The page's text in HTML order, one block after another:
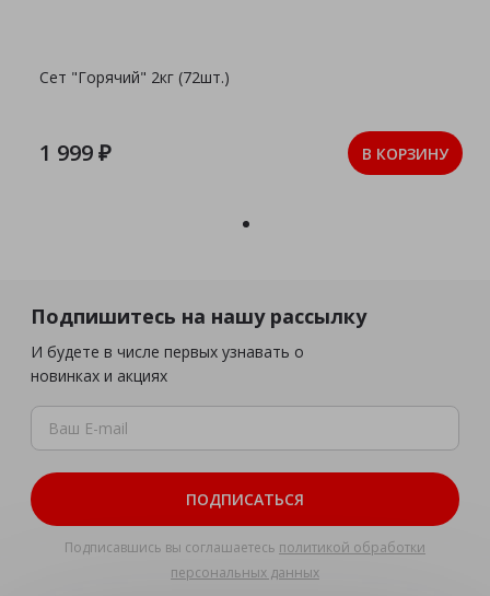
Сет "Горячий" 2кг (72шт.)
1 999 ₽ В КОРЗИНУ
Подпишитесь на нашу рассылку
И будете в числе первых узнавать о
новинках и акциях
ПОДПИСАТЬСЯ
Подписавшись вы соглашаетесь политикой обработки
персональных данных